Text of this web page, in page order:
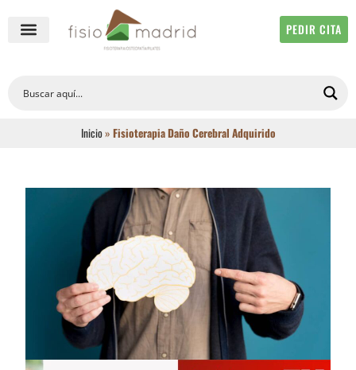
PEDIR CITA
Inicio» Fisioterapia Daño Cerebral Adquirido